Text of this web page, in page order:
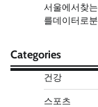
서울에서찾
를데이터로
Categories
건강
스포츠